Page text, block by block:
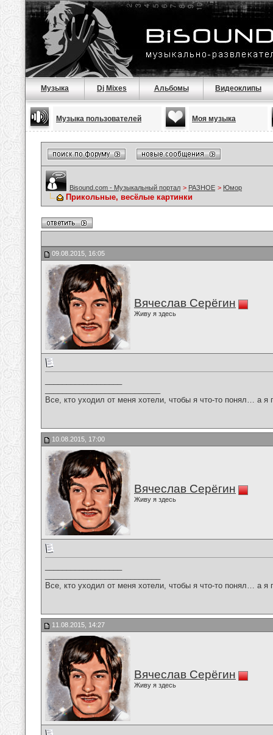
Музыка Dj Mixes Альбомы Видеоклипы
Музыка пользователей Моя музыка
Bisound.com - Музыкальный портал > РАЗНОЕ > Юмор
Прикольные, весёлые картинки
09.08.2015, 16:05
Вячеслав Серёгин
Живу я здесь
Все, кто уходил от меня хотели, чтобы я что-то понял… а
10.08.2015, 17:00
Вячеслав Серёгин
Живу я здесь
Все, кто уходил от меня хотели, чтобы я что-то понял… а
11.08.2015, 14:27
Вячеслав Серёгин
Живу я здесь